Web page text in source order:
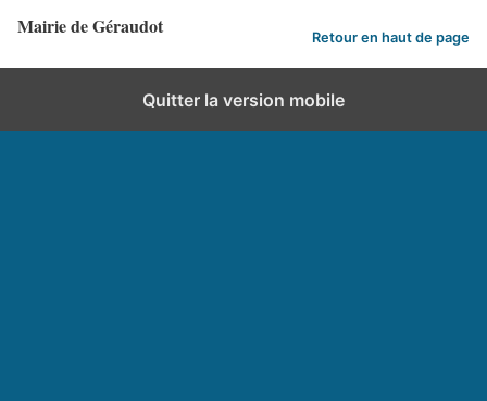
Mairie de Géraudot Retour en haut de page
Quitter la version mobile